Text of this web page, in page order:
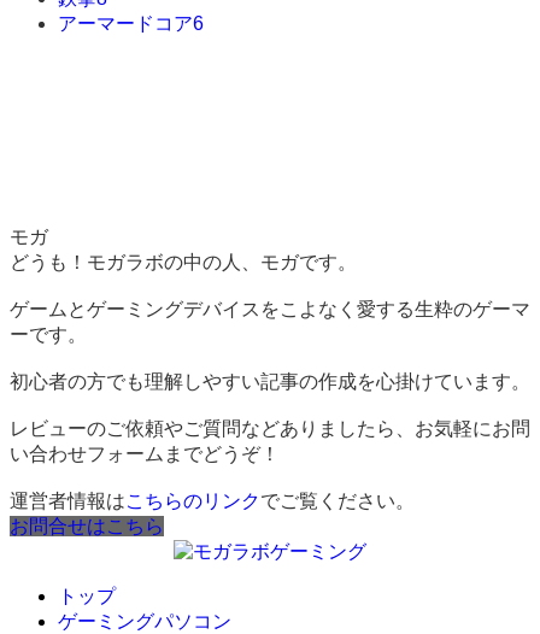
アーマードコア6
モガ
どうも！モガラボの中の人、モガです。
ゲームとゲーミングデバイスをこよなく愛する生粋のゲーマ
ーです。
初心者の方でも理解しやすい記事の作成を心掛けています。
レビューのご依頼やご質問などありましたら、お気軽にお問
い合わせフォームまでどうぞ！
運営者情報はこちらのリンクでご覧ください。
お問合せはこちら
トップ
ゲーミングパソコン